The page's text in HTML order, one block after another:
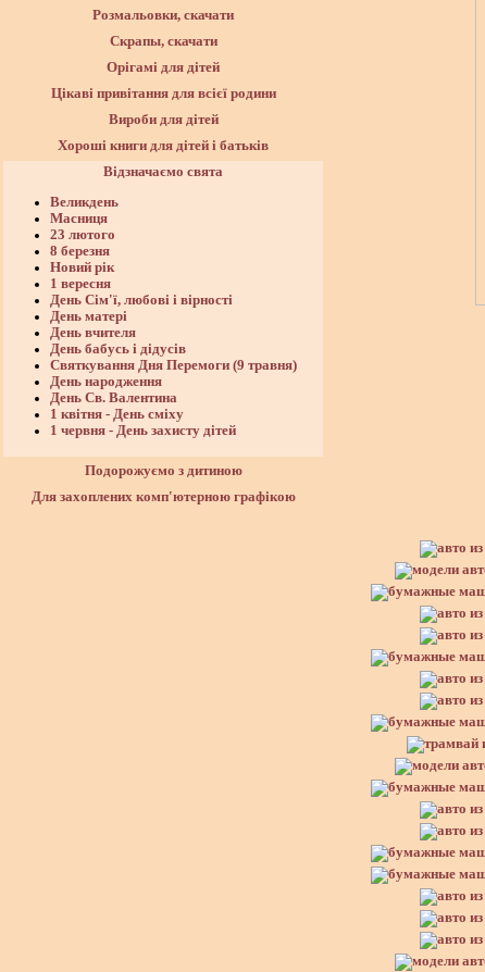
Розмальовки, скачати
Скрапы, скачати
Орігамі для дітей
Цікаві привітання для всієї родини
Вироби для дітей
Хороші книги для дітей і батьків
Відзначаємо свята
Великдень
Масниця
23 лютого
8 березня
Новий рік
1 вересня
День Сім'ї, любові і вірності
День матері
День вчителя
День бабусь і дідусів
Святкування Дня Перемоги (9 травня)
День народження
День Св. Валентина
1 квітня - День сміху
1 червня - День захисту дітей
Подорожуємо з дитиною
Для захоплених комп'ютерною графікою